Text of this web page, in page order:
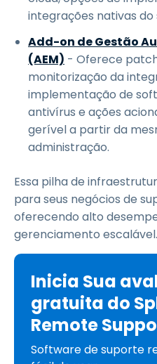
integrações nativas do
Add-on de Gestão
(AEM) - Oferece
monitorização da
implementação de
antivírus e ações
gerível a partir da
administração.
Essa pilha de
para seus negócios de
oferecendo alto
gerenciamento escalável.
Inicia Sua
gratuita do
Remote
Software de suporte